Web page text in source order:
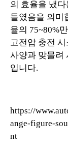
의 효율을 냈
들였음을 의미
율의 75~80%
고전압 충전
사양과 맞물려
입니다.
https://
ange-figure-
nt